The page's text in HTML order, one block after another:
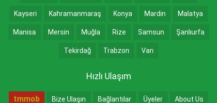
Kayseri Kahramanmaraş Konya Mardin Malatya
Manisa Mersin Muğla Rize Samsun Şanlıurfa
Tekirdağ Trabzon Van
Hızlı Ulaşım
tmmob Bize Ulaşın Bağlantılar Üyeler About Us